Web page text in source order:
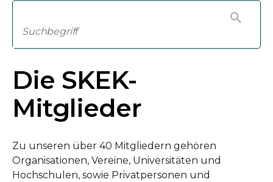
Die SKEK-
Mitglieder
Zu unseren über 40 Mitgliedern gehören
Organisationen, Vereine, Universitäten und
Hochschulen, sowie Privatpersonen und